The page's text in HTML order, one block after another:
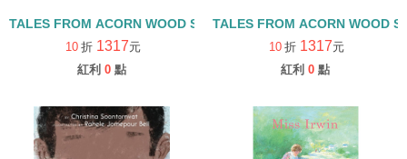
TALES FROM ACORN WOOD STORY COLLECTION 觀察探索組/
10 折 1317元
紅利 0 點
TALES FROM ACORN WOOD
10 折 1317元
紅利 0 點